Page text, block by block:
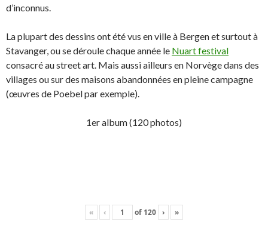
d’inconnus.
La plupart des dessins ont été vus en ville à Bergen et surtout à
Stavanger, ou se déroule chaque année le Nuart festival
consacré au street art. Mais aussi ailleurs en Norvège dans des
villages ou sur des maisons abandonnées en pleine campagne
(œuvres de Poebel par exemple).
1er album (120 photos)
« ‹ of 120 › »